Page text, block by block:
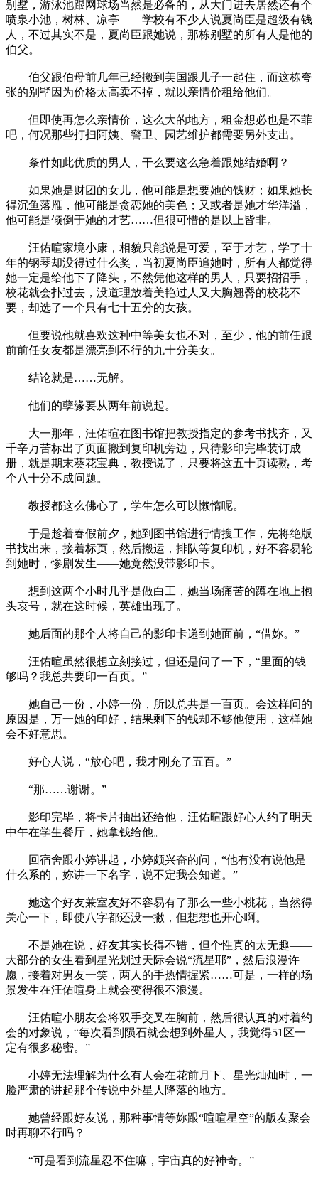
别墅，游泳池跟网球场当然是必备的，从大门进去居然还有个
喷泉小池，树林、凉亭——学校有不少人说夏尚臣是超级有钱
人，不过其实不是，夏尚臣跟她说，那栋别墅的所有人是他的
伯父。
伯父跟伯母前几年已经搬到美国跟儿子一起住，而这栋夸
张的别墅因为价格太高卖不掉，就以亲情价租给他们。
但即使再怎么亲情价，这么大的地方，租金想必也是不菲
吧，何况那些打扫阿姨、警卫、园艺维护都需要另外支出。
条件如此优质的男人，干么要这么急着跟她结婚啊？
如果她是财团的女儿，他可能是想要她的钱财；如果她长
得沉鱼落雁，他可能是贪恋她的美色；又或者是她才华洋溢，
他可能是倾倒于她的才艺……但很可惜的是以上皆非。
汪佑暄家境小康，相貌只能说是可爱，至于才艺，学了十
年的钢琴却没得过什么奖，当初夏尚臣追她时，所有人都觉得
她一定是给他下了降头，不然凭他这样的男人，只要招招手，
校花就会扑过去，没道理放着美艳过人又大胸翘臀的校花不
要，却选了一个只有七十五分的女孩。
但要说他就喜欢这种中等美女也不对，至少，他的前任跟
前前任女友都是漂亮到不行的九十分美女。
结论就是……无解。
他们的孽缘要从两年前说起。
大一那年，汪佑暄在图书馆把教授指定的参考书找齐，又
千辛万苦标出了页面搬到复印机旁边，只待影印完毕装订成
册，就是期末葵花宝典，教授说了，只要将这五十页读熟，考
个八十分不成问题。
教授都这么佛心了，学生怎么可以懒惰呢。
于是趁着春假前夕，她到图书馆进行情搜工作，先将绝版
书找出来，接着标页，然后搬运，排队等复印机，好不容易轮
到她时，惨剧发生——她竟然没带影印卡。
想到这两个小时几乎是做白工，她当场痛苦的蹲在地上抱
头哀号，就在这时候，英雄出现了。
她后面的那个人将自己的影印卡递到她面前，“借妳。”
汪佑暄虽然很想立刻接过，但还是问了一下，“里面的钱
够吗？我总共要印一百页。”
她自己一份，小婷一份，所以总共是一百页。会这样问的
原因是，万一她的印好，结果剩下的钱却不够他使用，这样她
会不好意思。
好心人说，“放心吧，我才刚充了五百。”
“那……谢谢。”
影印完毕，将卡片抽出还给他，汪佑暄跟好心人约了明天
中午在学生餐厅，她拿钱给他。
回宿舍跟小婷讲起，小婷颇兴奋的问，“他有没有说他是
什么系的，妳讲一下名字，说不定我会知道。”
她这个好友兼室友好不容易有了那么一些小桃花，当然得
关心一下，即使八字都还没一撇，但想想也开心啊。
不是她在说，好友其实长得不错，但个性真的太无趣——
大部分的女生看到星光划过天际会说“流星耶”，然后浪漫许
愿，接着对男友一笑，两人的手热情握紧……可是，一样的场
景发生在汪佑暄身上就会变得很不浪漫。
汪佑暄小朋友会将双手交叉在胸前，然后很认真的对着约
会的对象说，“每次看到陨石就会想到外星人，我觉得51区一
定有很多秘密。”
小婷无法理解为什么有人会在花前月下、星光灿灿时，一
脸严肃的讲起那个传说中外星人降落的地方。
她曾经跟好友说，那种事情等妳跟“暄暄星空”的版友聚会
时再聊不行吗？
“可是看到流星忍不住嘛，宇宙真的好神奇。”